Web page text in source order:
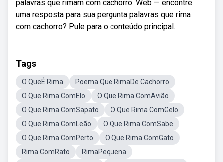
palavras que rimam com cachorro: Web — encontre
uma resposta para sua pergunta palavras que rima
com cachorro? Pule para o conteúdo principal.
Tags
O QueÉ Rima
Poema Que RimaDe Cachorro
O Que Rima ComElo
O Que Rima ComAvião
O Que Rima ComSapato
O Que Rima ComGelo
O Que Rima ComLeão
O Que Rima ComSabe
O Que Rima ComPerto
O Que Rima ComGato
Rima ComRato
RimaPequena